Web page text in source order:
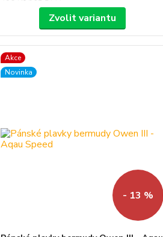
Zvolit variantu
Akce
Novinka
- 13 %